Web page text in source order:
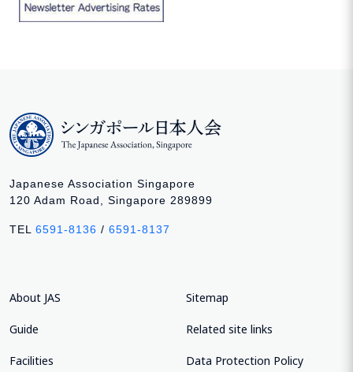
Japanese Association Singapore
120 Adam Road, Singapore 289899
TEL 6591-8136 / 6591-8137
About JAS
Guide
Facilities
Sitemap
Related site links
Data Protection Policy